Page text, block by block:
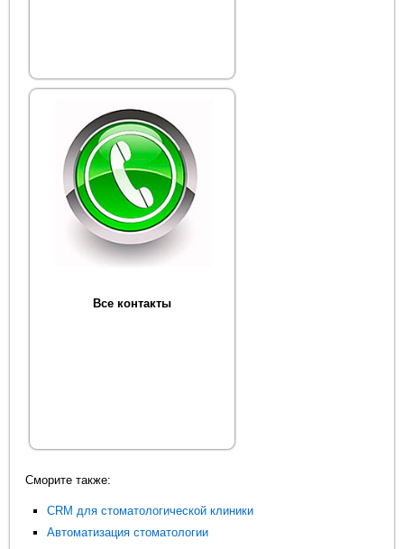
Все контакты
Сморите также:
CRM для стоматологической клиники
Автоматизация стоматологии